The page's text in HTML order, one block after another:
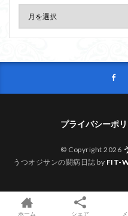
プライバシーポ
© Copyright 2026
うつオジサンの闘病日誌 by FIT-
ホーム シェア